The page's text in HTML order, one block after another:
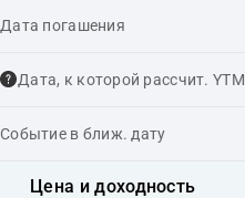
Дата погашения
Дата, к которой рассчит. YTM
Событие в ближ. дату
Цена и доходность